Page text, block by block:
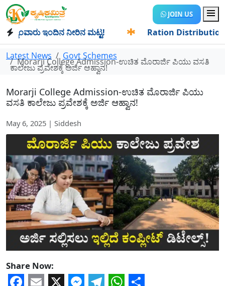
JOIN US
ಇಂದಿನ ನೀರಿನ ಮಟ್ಟ! Ration Distribution-
Latest News Govt Schemes
Morarji College Admission-ಉಚಿತ ಮೊರಾರ್ಜಿ ಪಿಯು ವಸತಿ
ಕಾಲೇಜು ಪ್ರವೇಶಕ್ಕೆ ಅರ್ಜಿ ಆಹ್ವಾನ!
Morarji College Admission-ಉಚಿತ ಮೊರಾರ್ಜಿ ಪಿಯು
ವಸತಿ ಕಾಲೇಜು ಪ್ರವೇಶಕ್ಕೆ ಅರ್ಜಿ ಆಹ್ವಾನ!
May 6, 2025 | Siddesh
Share Now: